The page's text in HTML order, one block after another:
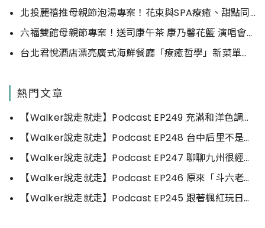
北投麗禧推母親節泡湯專案！花束與SPA療癒、甜點同步登場
六福雙館母親節專案！送司康午茶 康乃馨花籃 演唱會票，高鐵78折限量。
台北君悅酒店漂亮廣式海鮮餐廳「療癒哲學」新菜單！每一口都成為心靈的享受。
熱門文章
【Walker說走就走】Podcast EP249 充滿和洋色調的街景風光，玩出長崎不同的風情
【Walker說走就走】Podcast EP248 台中后里不是只有馬場跟樂園！深度走走拍拍有放鬆喔～
【Walker說走就走】Podcast EP247 聊聊九州很經典的那幾座城市吧
【Walker說走就走】Podcast EP246 原來「斗六老街區」的文化底蘊與重生這麼精彩
【Walker說走就走】Podcast EP245 跟著楓紅玩日本，原來這些鄉下那麼美